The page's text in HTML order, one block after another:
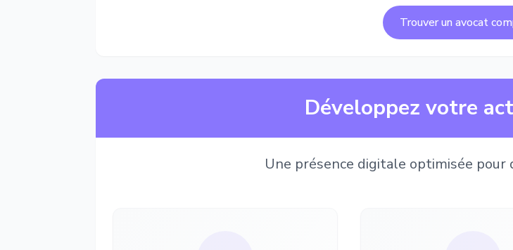
Trouver un avocat
Développez votre
Une présence digitale optimisée